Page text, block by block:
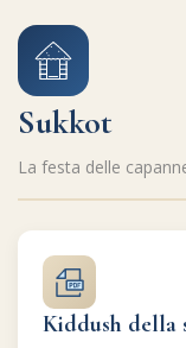
Sukkot
La festa delle
Kiddush della